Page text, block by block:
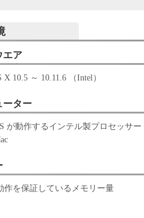
エア
X 10.5 ～ 10.11.6 （Intel）
ーター
が動作するインテル製プロセッサー
作を保証しているメモリー量